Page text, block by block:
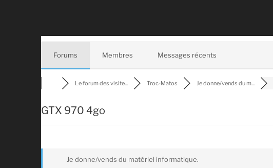
Forums Membres Messages récents
Le forum des visite... Troc-Matos Je donne/vends du m...
GTX 970 4go
Je donne/vends du matériel informatique.